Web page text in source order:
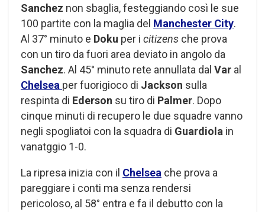
Sanchez non sbaglia, festeggiando così le sue
100 partite con la maglia del Manchester City.
Al 37° minuto e Doku per i citizens che prova
con un tiro da fuori area deviato in angolo da
Sanchez. Al 45° minuto rete annullata dal Var al
Chelsea per fuorigioco di Jackson sulla
respinta di Ederson su tiro di Palmer. Dopo
cinque minuti di recupero le due squadre vanno
negli spogliatoi con la squadra di Guardiola in
vanatggio 1-0.
La ripresa inizia con il Chelsea che prova a
pareggiare i conti ma senza rendersi
pericoloso, al 58° entra e fa il debutto con la